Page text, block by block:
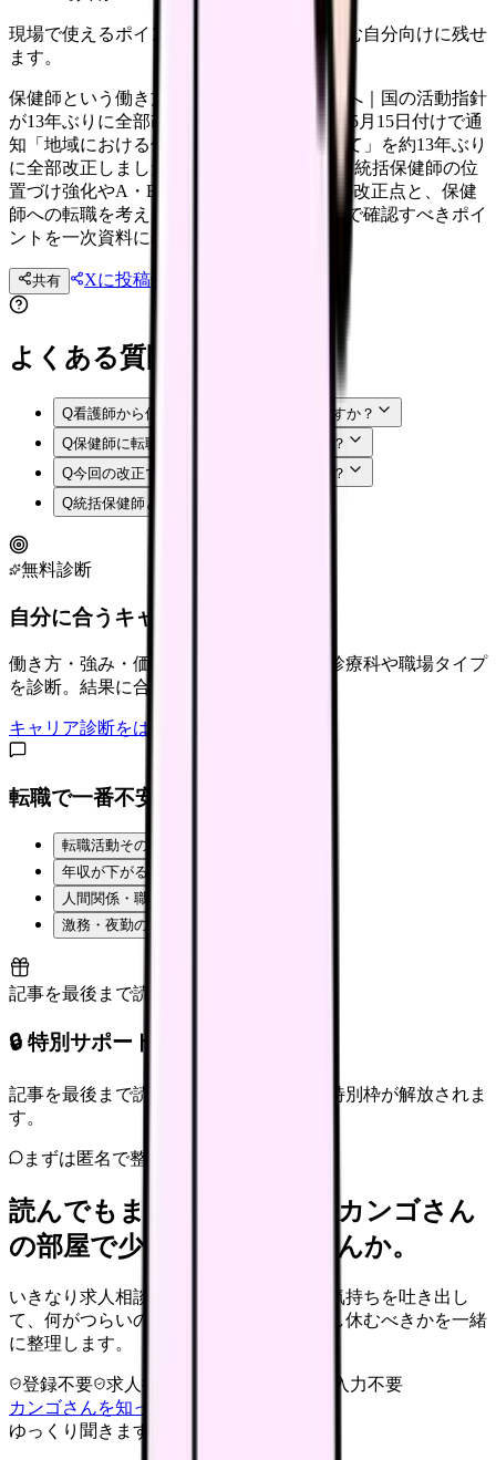
現場で使えるポイントを、同僚やあとで読む自分向けに残せ
ます。
保健師という働き方が気になる看護師さんへ｜国の活動指針
が13年ぶりに全部改正 厚生労働省は2026年5月15日付けで通
知「地域における保健師の保健活動について」を約13年ぶり
に全部改正しました（健生発0515第1号）。統括保健師の位
置づけ強化やA・B類型市町村の新設などの改正点と、保健
師への転職を考える看護師さんが募集要項で確認すべきポイ
ントを一次資料に基づいて整理します。
共有 Xに投稿
よくある質問
Q看護師から保健師になるには何が必要ですか？
Q保健師に転職すると給料は下がりますか？
Q今回の改正で保健師の仕事は増えますか？
Q統括保健師とはどんな役割ですか？
無料診断
自分に合うキャリアタイプは？
働き方・強み・価値観から、向いている診療科や職場タイプ
を診断。結果に合う求人も表示。
キャリア診断をはじめる
転職で一番不安なことは？
転職活動そのものが不安
年収が下がるのが怖い
人間関係・職場の雰囲気
激務・夜勤の負担
記事を最後まで読むと解放
🔒 特別サポート枠（未開放）
記事を最後まで読むと、転職サポートの特別枠が解放されま
す。
まずは匿名で整理
読んでもまだ苦しいなら、カンゴさん
の部屋で少し話してみませんか。
いきなり求人相談には進みません。今の気持ちを吐き出し
て、何がつらいのか、辞めるべきか、少し休むべきかを一緒
に整理します。
登録不要 求人押し売りなし
病院名は入力不要
カンゴさんを知ってから相談する
ゆっくり聞きます